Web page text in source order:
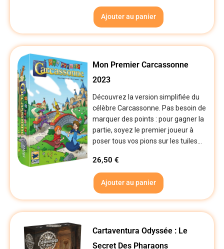
Ajouter au panier
Mon Premier Carcassonne
2023
Découvrez la version simplifiée du
célèbre Carcassonne. Pas besoin de
marquer des points : pour gagner la
partie, soyez le premier joueur à
poser tous vos pions sur les tuiles...
26,50€
Ajouter au panier
Cartaventura Odyssée : Le
Secret Des Pharaons